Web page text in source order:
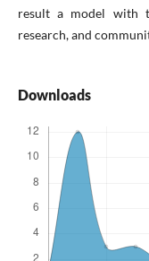
result a model with
research, and
Downloads